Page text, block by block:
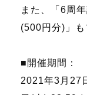
また、「6周
(500円分)」も
■開催期間：
2021年3月27